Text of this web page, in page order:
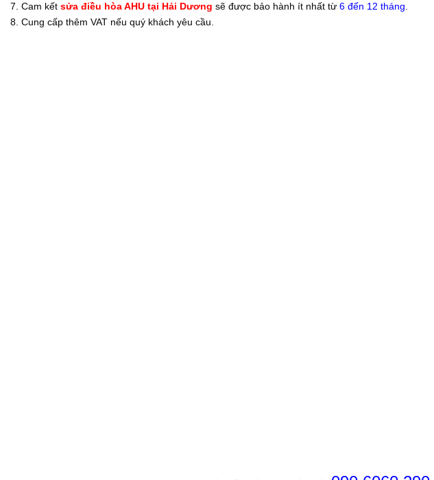
Cam kếtsửa điều hòa AHU tại Hải Dương sẽ được bảo hành ít nhất từ6 đến 12 tháng
Cung cấp thêm VAT nếu quý khách yêu cầu.